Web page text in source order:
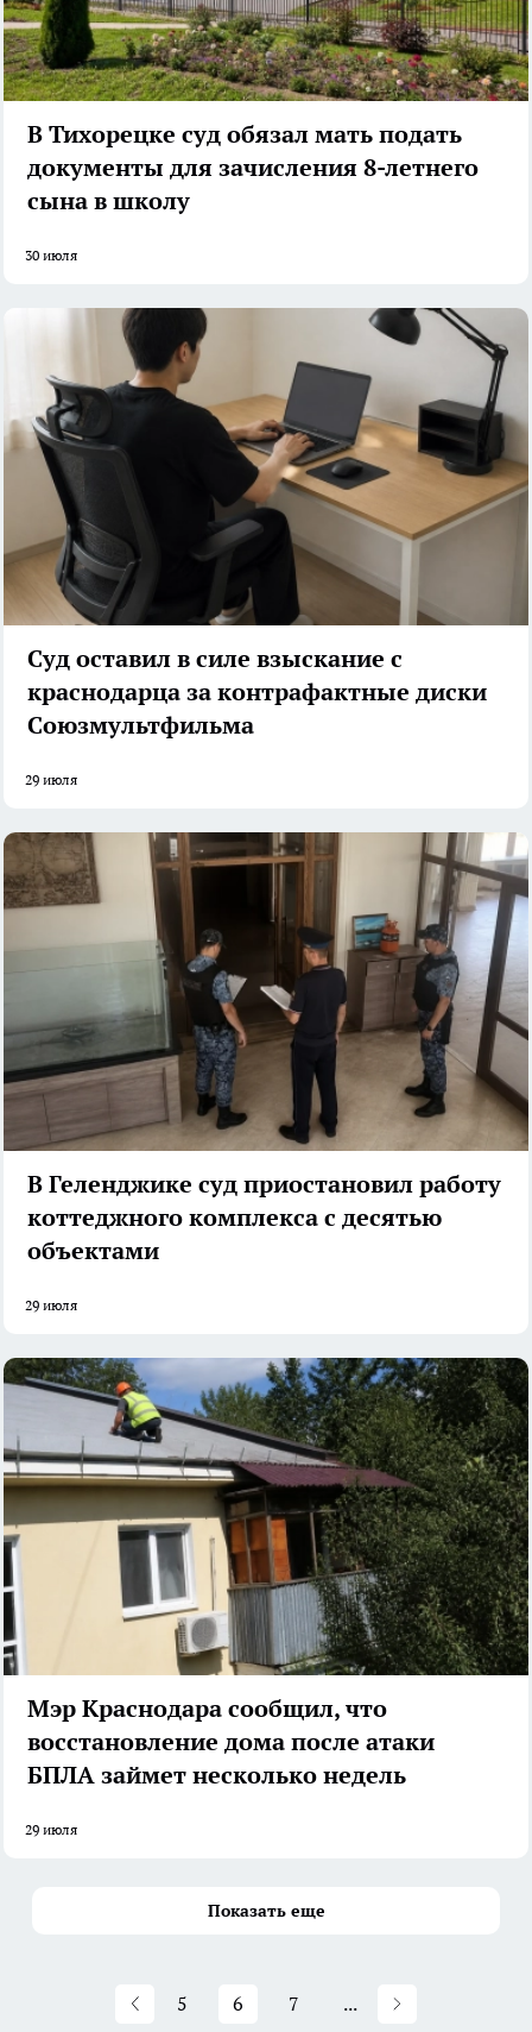
В Тихорецке суд обязал мать подать
документы для зачисления 8-летнего
сына в школу
30 июля
Суд оставил в силе взыскание с
краснодарца за контрафактные диски
Союзмультфильма
29 июля
В Геленджике суд приостановил работу
коттеджного комплекса с десятью
объектами
29 июля
Мэр Краснодара сообщил, что
восстановление дома после атаки
БПЛА займет несколько недель
29 июля
Показать еще
5 6 7 ...